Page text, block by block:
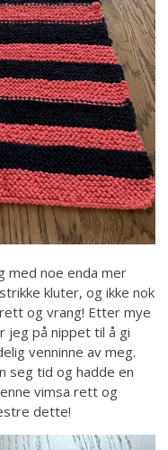
med noe enda mer
kluter, og ikke nok
og vrang! Etter mye
jeg på nippet til å gi
venninne av meg.
seg tid og hadde en
vimsa rett og
dette!